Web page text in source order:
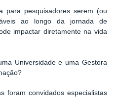
para pesquisadores serem (ou
ao longo da jornada de
impactar diretamente na vida
Universidade e uma Gestora
foram convidados especialistas